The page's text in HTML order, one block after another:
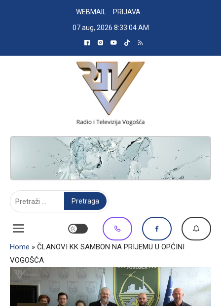
WEBMAIL
PRIJAVA
07 aug, 2026 8:33:05 AM
RADIO TELEVIZIJA VOGOŠĆA
Home » ČLANOVI KK SAMBON NA PRIJEMU U OPĆINI
VOGOŠĆA